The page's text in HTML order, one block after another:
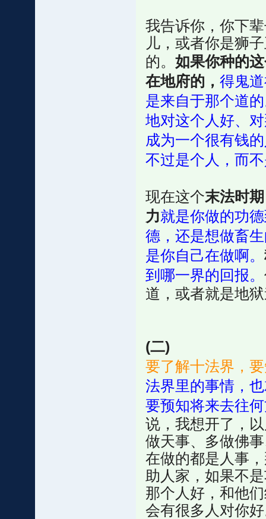
我告诉你，你下
儿，或者你是狮
的。 如果你种的
在地府的， 得鬼
是来自于那个道
地对这个人好、
成为一个很有钱
不过是个人，而
现在这个末法时
力就是你做的功
德，还是想做畜
是你自己在做啊。
到哪一界的回报。
道，或者就是地
(二)
要了解十法界，
法界里的事情，
要预知将来去往
说，我想开了，
做天事、多做佛
在做的都是人事
助人家，如果不
那个人好，和他
会有很多人对你